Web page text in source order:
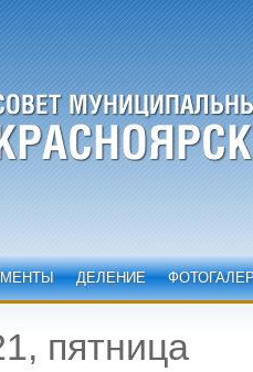
ДЕЛЕНИЕ
пятница